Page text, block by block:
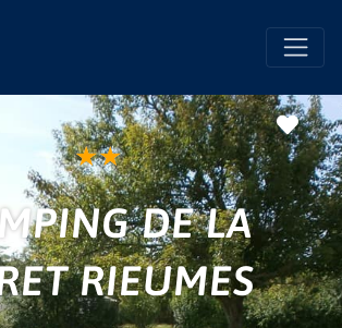
★★
DE LA
RIEUMES